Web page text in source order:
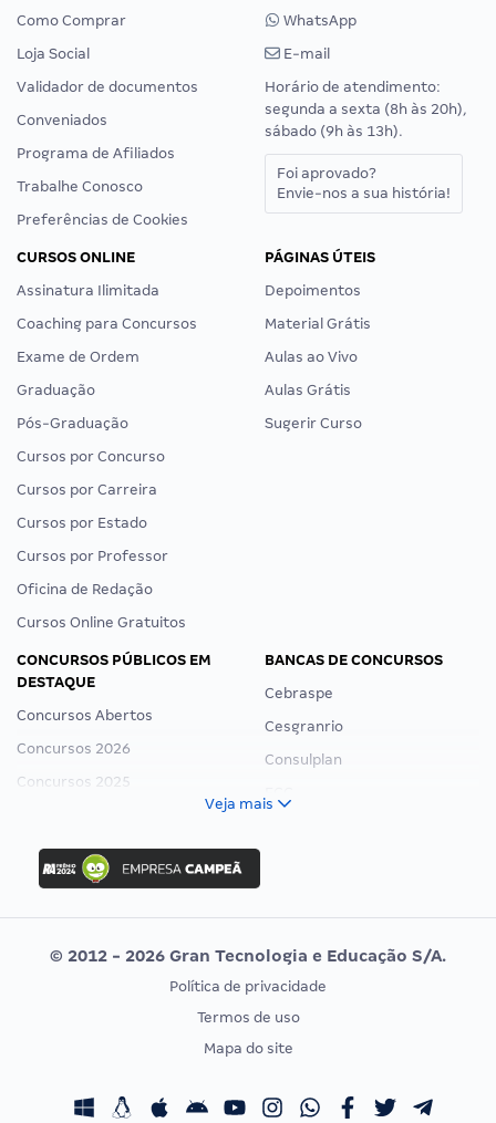
Como Comprar
Loja Social
Validador de documentos
Conveniados
Programa de Afiliados
Trabalhe Conosco
Preferências de Cookies
WhatsApp
E-mail
Horário de atendimento:
segunda a sexta (8h às 20h),
sábado (9h às 13h).
Foi aprovado?
Envie-nos a sua história!
CURSOS ONLINE
Assinatura Ilimitada
Coaching para Concursos
Exame de Ordem
Graduação
Pós-Graduação
Cursos por Concurso
Cursos por Carreira
Cursos por Estado
Cursos por Professor
Oficina de Redação
Cursos Online Gratuitos
PÁGINAS ÚTEIS
Depoimentos
Material Grátis
Aulas ao Vivo
Aulas Grátis
Sugerir Curso
CONCURSOS PÚBLICOS EM
DESTAQUE
Concursos Abertos
Concursos 2026
Concursos 2025
Concurso Ibama
Concurso MPU
Editais publicados
BANCAS DE CONCURSOS
Cebraspe
Cesgranrio
Consulplan
Vunesp
CONCURSOS POR PROFISSÃO
Concursos Fiscais
EXAME DE ORDEM
Calendário OAB
Veja mais
© 2012 - 2026 Gran Tecnologia e Educação S/A.
Política de privacidade
Termos de uso
Mapa do site